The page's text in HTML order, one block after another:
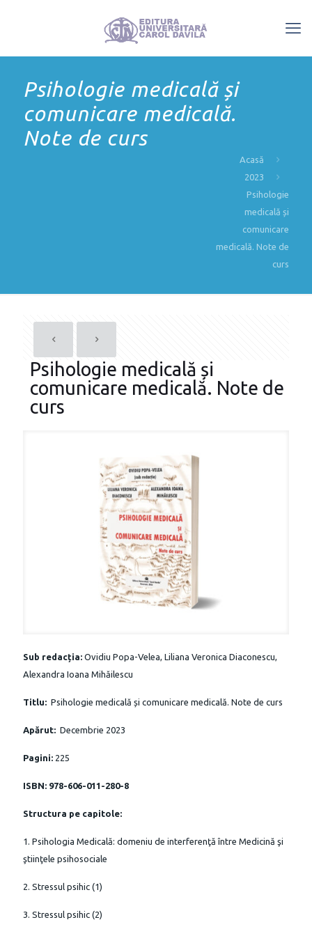
Psihologie medicală și
comunicare medicală.
Note de curs
Acasă
2023
Psihologie
medicală și
comunicare
medicală. Note de
curs
Psihologie medicală și
comunicare medicală. Note de
curs
Sub redacția: Ovidiu Popa-Velea, Liliana Veronica Diaconescu,
Alexandra Ioana Mihăilescu
Titlu: Psihologie medicală și comunicare medicală. Note de curs
Apărut: Decembrie 2023
Pagini: 225
ISBN: 978-606-011-280-8
Structura pe capitole:
1. Psihologia Medicală: domeniu de interferenţă între Medicină şi
ştiinţele psihosociale
2. Stressul psihic (1)
3. Stressul psihic (2)